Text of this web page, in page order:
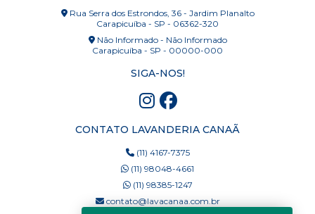
Rua Serra dos Estrondos, 36 - Jardim Planalto
Carapicuíba - SP - 06362-320
Não Informado - Não Informado
Carapicuíba - SP - 00000-000
SIGA-NOS!
CONTATO LAVANDERIA CANAÃ
(11) 4167-7375
(11) 98048-4661
(11) 98385-1247
contato@lavacanaa.com.br